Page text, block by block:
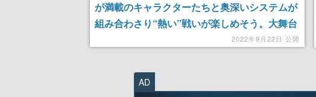
が満載のキャラクターたちと奥深いシステムが
組み合わさり“熱い”戦いが楽しめそう。大舞台
のような雰囲気を味わえる「自動実況」も好感
2022年9月22日 公開
AD